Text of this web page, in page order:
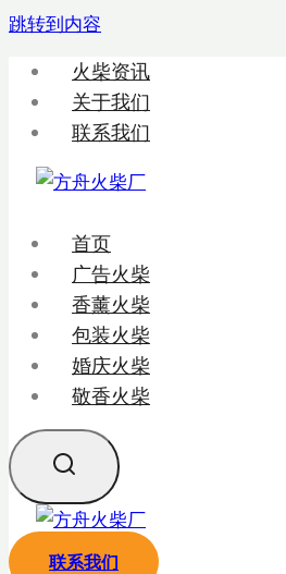
跳转到内容
火柴资讯
关于我们
联系我们
首页
广告火柴
香薰火柴
包装火柴
婚庆火柴
敬香火柴
联系我们